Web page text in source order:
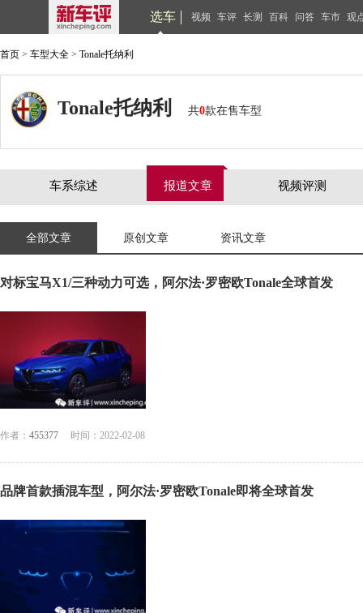
选车 视频 车评 长测 百科 问答 车市 观
首页 > 车型大全 > Tonale托纳利
Tonale托纳利 共0款在售车型
车系综述 报道文章 视频评测
全部文章 原创文章 资讯文章
对标宝马X1/三种动力可选，阿尔法·罗密欧Tonale全球首发
作者： 455377 时间：2022-02-08
品牌首款插混车型，阿尔法·罗密欧Tonale即将全球首发